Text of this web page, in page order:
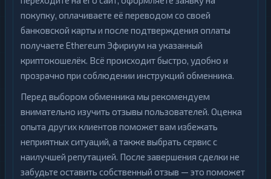
покупку, оплачиваете её переводом со своей
банковской карты и после подтверждения оплаты
получаете Ethereum Эфириум на указанный
криптокошелёк. Всё происходит быстро, удобно и
прозрачно при соблюдении инструкций обменника.
Перед выбором обменника мы рекомендуем
внимательно изучить отзывы пользователей. Оценка
опыта других клиентов поможет вам избежать
неприятных ситуаций, а также выбрать сервис с
наилучшей репутацией. После завершения сделки не
забудьте оставить собственный отзыв — это поможет